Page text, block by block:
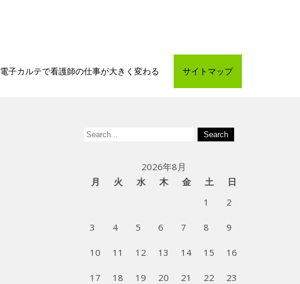
電子カルテで看護師の仕事が大きく変わる サイトマップ
2026年8月
月
火 水 木 金 土
日
1
2
3 4 5 6 7 8 9
10 11 12 13 14 15 16
17 18 19 20 21 22 23